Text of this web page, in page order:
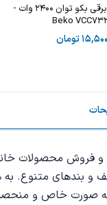
جاروبرقی بکو توان 2400 وات -
Beko
تومان
و فروش محصولات
صورت خاص و